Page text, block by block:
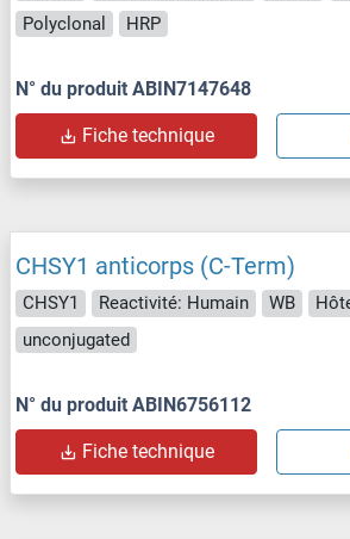
Polyclonal
HRP
N° du produit ABIN7147648
Fiche technique
CHSY1 anticorps (C-Term)
CHSY1 Reactivité: Humain WB
unconjugated
N° du produit ABIN6756112
Fiche technique